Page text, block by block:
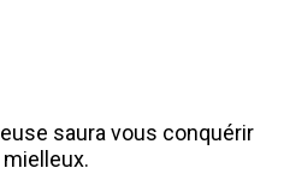
saura vous conquérir